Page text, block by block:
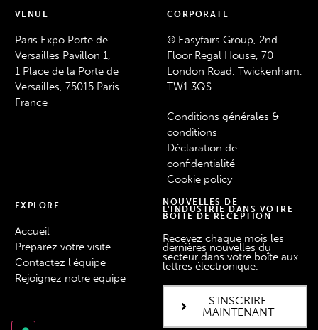
VENUE
Paris Expo Porte de
Versailles Pavillon 1,
1 Place de la Porte de
Versailles, 75015 Paris
France
CORPORATE
© Easyfairs Group, 2nd
Floor Regal House, 70
London Road, Twickenham,
TW1 3QS
Conditions générales &
conditions
Déclaration de
confidentialité
Cookie policy
EXPLORE
Accueil
Preparez votre visite
Contactez l'équipe
Rejoignez notre equipe
NOUVELLES DE
L'INDUSTRIE DANS VOTRE
BOÎTE DE RÉCEPTION
Recevez chaque mois les
dernières nouvelles du
secteur dans votre boîte aux
lettres électronique.
S'INSCRIRE
MAINTENANT